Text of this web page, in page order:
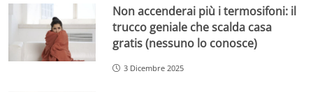
Non accenderai più i termosifoni: il
trucco geniale che scalda casa
gratis (nessuno lo conosce)
3 Dicembre 2025